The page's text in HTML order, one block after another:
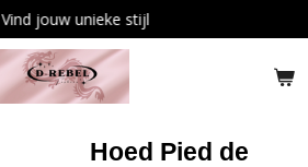
Vind jouw unieke stijl
Hoed Pied de